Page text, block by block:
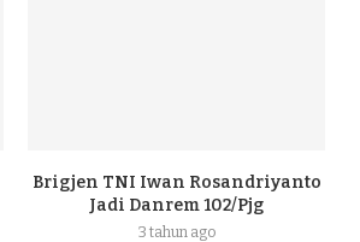
Brigjen TNI Iwan Rosandriyanto
Jadi Danrem 102/Pjg
3 tahun ago